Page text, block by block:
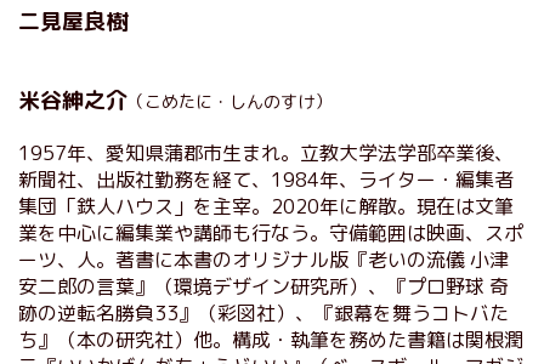
二見屋良樹
米谷紳之介 （こめたに・しんのすけ）
1957年、愛知県蒲郡市生まれ。立教大学法学部卒業後、
新聞社、出版社勤務を経て、1984年、ライター・編集者
集団「鉄人ハウス」を主宰。2020年に解散。現在は文筆
業を中心に編集業や講師も行なう。守備範囲は映画、スポ
ーツ、人。著書に本書のオリジナル版『老いの流儀 小津
安二郎の言葉』（環境デザイン研究所）、『プロ野球 奇
跡の逆転名勝負33』（彩図社）、『銀幕を舞うコトバた
ち』（本の研究社）他。構成・執筆を務めた書籍は関根潤